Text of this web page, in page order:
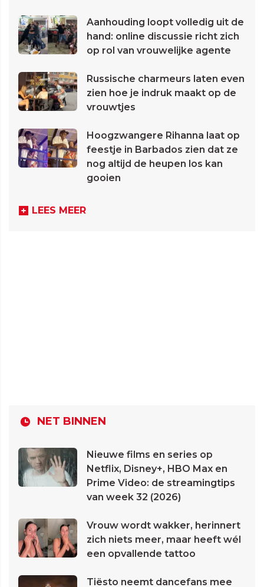
Aanhouding loopt volledig uit de
hand: online discussie richt zich
op rol van vrouwelijke agente
Russische charmeurs laten even
zien hoe je indruk maakt op de
vrouwtjes
Hoogzwangere Rihanna laat op
feestje in Barbados zien dat ze
nog altijd de heupen los kan
gooien
LEES MEER
NET BINNEN
Nieuwe films en series op
Netflix, Disney+, HBO Max en
Prime Video: de streamingtips
van week 32 (2026)
Vrouw wordt wakker, herinnert
zich niets meer, maar heeft wél
een opvallende tattoo
Tiësto neemt dancefans mee